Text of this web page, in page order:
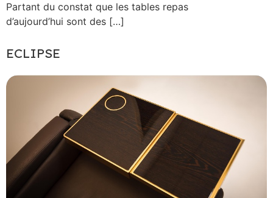
Partant du constat que les tables repas
d’aujourd’hui sont des […]
ECLIPSE